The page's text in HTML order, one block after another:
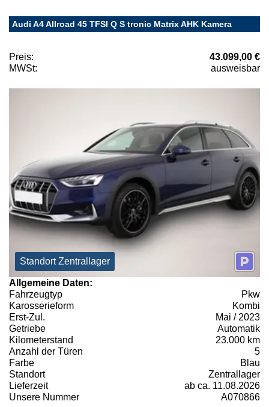
Audi A4 Allroad 45 TFSI Q S tronic Matrix AHK Kamera
Preis:
43.099,00 €
MWSt:
ausweisbar
Standort Zentrallager
Allgemeine Daten:
Fahrzeugtyp
Pkw
Karosserieform
Kombi
Erst-Zul.
Mai / 2023
Getriebe
Automatik
Kilometerstand
23.000 km
Anzahl der Türen
5
Farbe
Blau
Standort
Zentrallager
Lieferzeit
ab ca. 11.08.2026
Unsere Nummer
A070866